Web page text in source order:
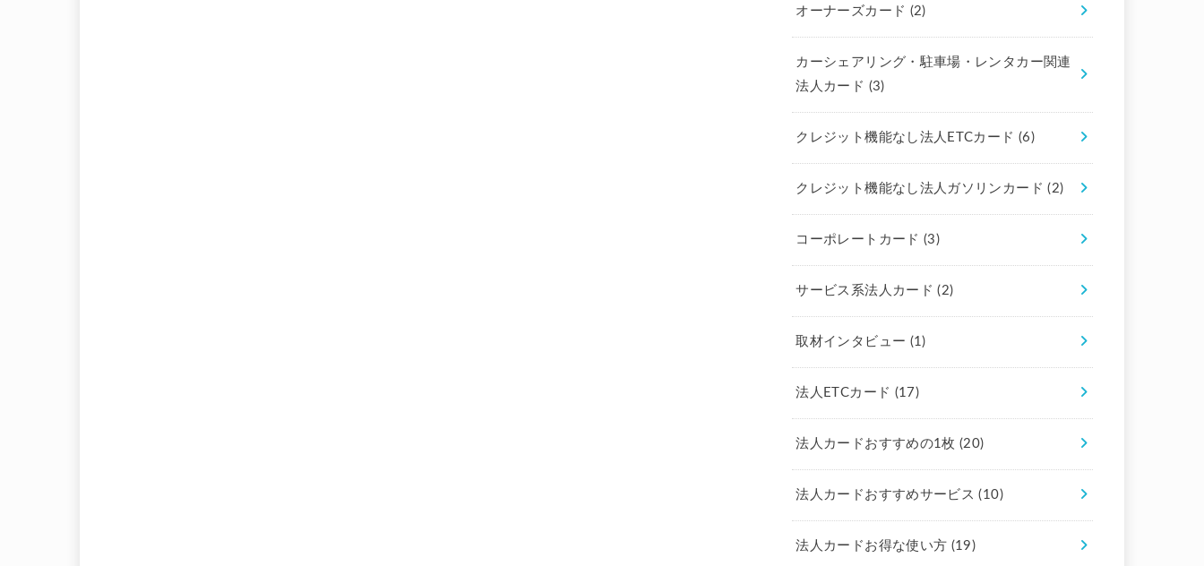
オーナーズカード (2)
カーシェアリング・駐車場・レンタカー関連
法人カード (3)
クレジット機能なし法人ETCカード (6)
クレジット機能なし法人ガソリンカード(2)
コーポレートカード (3)
サービス系法人カード(2)
取材インタビュー (1)
法人ETCカード (17)
法人カードおすすめの1枚(20)
法人カードおすすめサービス(10)
法人カードお得な使い方 (19)